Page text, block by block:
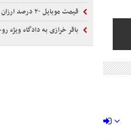
قیمت موبایل ۲۰ درصد ارزان خواهد شد اگر...
باقر خرازی به دادگاه ویژه